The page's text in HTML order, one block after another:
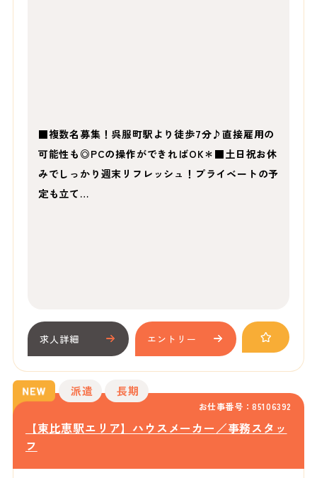
■複数名募集！呉服町駅より徒歩7分♪直接雇用の
可能性も◎PCの操作ができればOK＊■土日祝お休
みでしっかり週末リフレッシュ！プライベートの予
定も立て…
求人詳細 エントリー
お仕事番号：85106392
派遣 長期
【東比恵駅エリア】ハウスメーカー／事務スタッ
フ